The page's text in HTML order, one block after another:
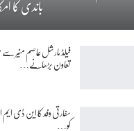
باندی کا
فیلڈ مارشل عاصم منیر سے
تعاون بڑھانے…
سفارتی وفد کا این ڈی ایم
کو…